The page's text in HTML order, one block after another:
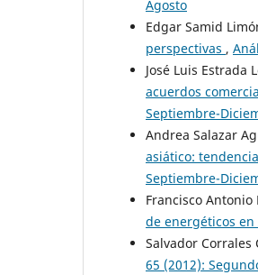
Agosto
Edgar Samid
perspectivas ,
José Luis Estrada
acuerdos
Septiembre-
Andrea Salazar
asiático:
Septiembre-
Francisco
de energéticos
Salvador Corrales
65 (2012):